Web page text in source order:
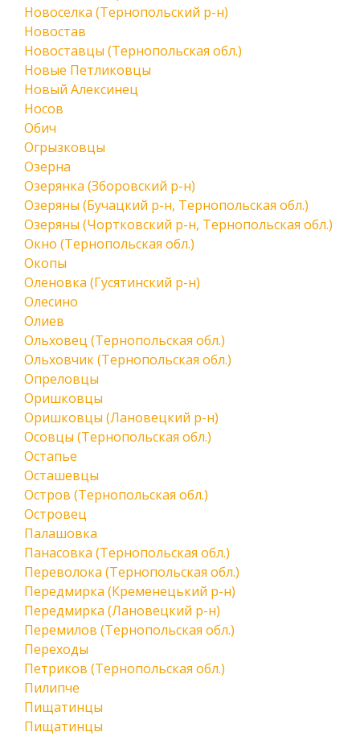
Новоселка (Тернопольский р-н)
Новостав
Новоставцы (Тернопольская обл.)
Новые Петликовцы
Новый Алексинец
Носов
Обич
Огрызковцы
Озерна
Озерянка (Зборовский р-н)
Озеряны (Бучацкий р-н, Тернопольская обл.)
Озеряны (Чортковский р-н, Тернопольская обл.)
Окно (Тернопольская обл.)
Окопы
Оленовка (Гусятинский р-н)
Олесино
Олиев
Ольховец (Тернопольская обл.)
Ольховчик (Тернопольская обл.)
Опреловцы
Оришковцы
Оришковцы (Лановецкий р-н)
Осовцы (Тернопольская обл.)
Остапье
Осташевцы
Остров (Тернопольская обл.)
Островец
Палашовка
Панасовка (Тернопольская обл.)
Переволока (Тернопольская обл.)
Передмирка (Кременецький р-н)
Передмирка (Лановецкий р-н)
Перемилов (Тернопольская обл.)
Переходы
Петриков (Тернопольская обл.)
Пилипче
Пищатинцы
Пищатинцы